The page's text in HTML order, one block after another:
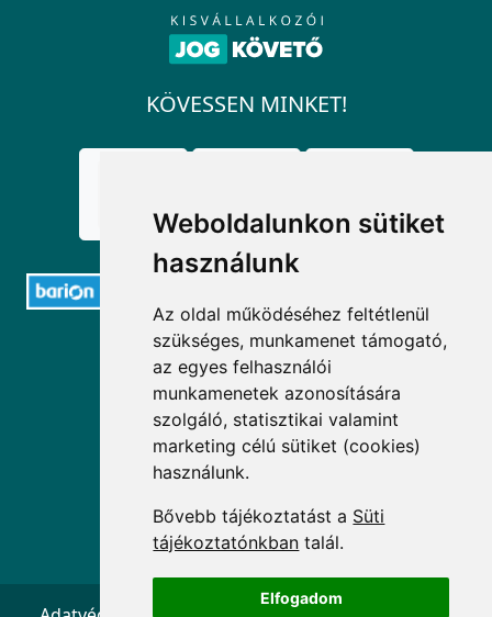
Weboldalunkon sütiket
használunk
Az oldal működéséhez feltétlenül
szükséges, munkamenet támogató,
az egyes felhasználói
munkamenetek azonosítására
szolgáló, statisztikai valamint
marketing célú sütiket (cookies)
használunk.
Bővebb tájékoztatást a Süti
tájékoztatónkban talál.
Elfogadom
KÖVESSEN MINKET!
ELÉRHETŐSÉGEK
+36 1 880 7600
info@mprx.hu